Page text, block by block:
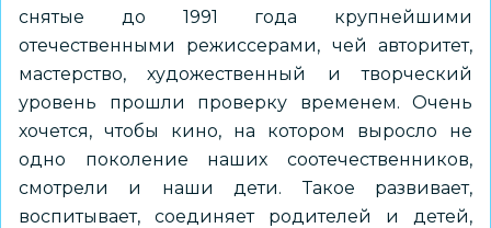
снятые до 1991 года крупнейшими
отечественными режиссерами, чей авторитет,
мастерство, художественный и творческий
уровень прошли проверку временем. Очень
хочется, чтобы кино, на котором выросло не
одно поколение наших соотечественников,
смотрели и наши дети. Такое развивает,
воспитывает, соединяет родителей и детей,